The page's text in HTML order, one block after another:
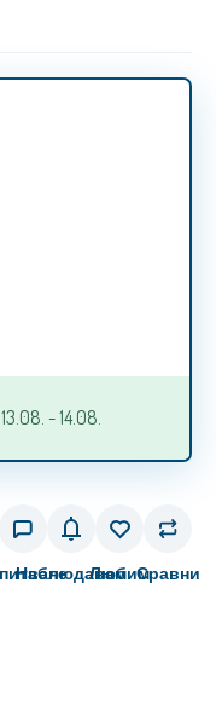
- 14.08.
Наблюдавам
ЛюбимСравни